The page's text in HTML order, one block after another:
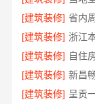
[建筑装修]
[建筑装修]
[建筑装修]
[建筑装修]
[建筑装修]